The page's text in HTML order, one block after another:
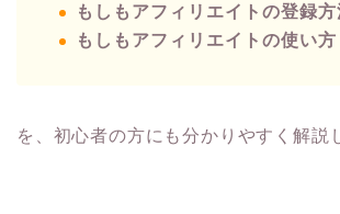
もしもアフィリエイトの登録方
もしもアフィリエイトの使い方
を、初心者の方にも分かりやすく解説